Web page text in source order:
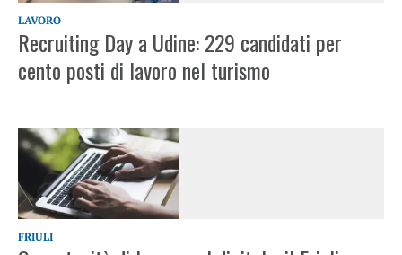
LAVORO
Recruiting Day a Udine: 229 candidati per
cento posti di lavoro nel turismo
FRIULI